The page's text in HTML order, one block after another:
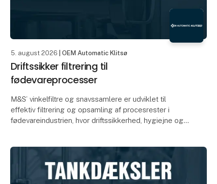
5. august 2026 | OEM Automatic Klitsø
Driftssikker filtrering til
fødevareprocesser
M&S’ vinkelfiltre og snavssamlere er udviklet til
effektiv filtrering og opsamling af procesrester i
fødevareindustrien, hvor driftssikkerhed, hygiejne og